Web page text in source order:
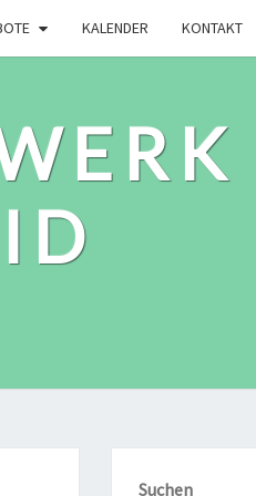
KALENDER KONTAKT
Suchen